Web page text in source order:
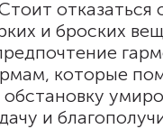
отказаться
и броских
которые
и